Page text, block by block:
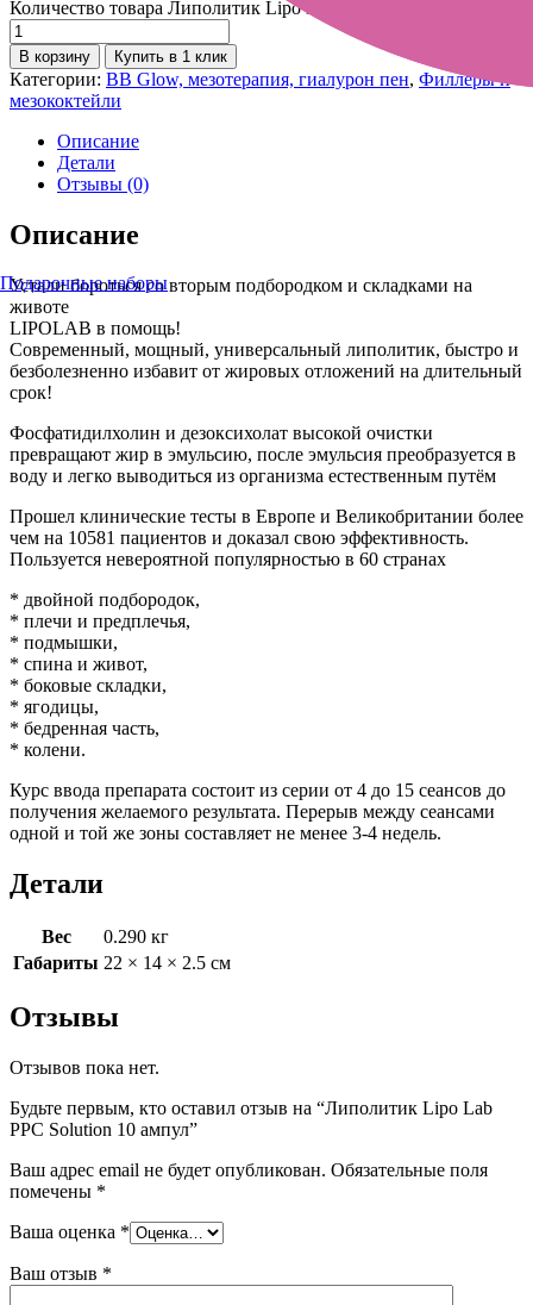
Подарочные наборы
Количество товара Липолитик Lipo Lab PPC Solution 10 ампул
В корзину Купить в 1 клик
Категории: BB Glow, мезотерапия, гиалурон пен, Филлеры и
мезококтейли
Описание
Детали
Отзывы (0)
Описание
Устали бороться со вторым подбородком и складками на
животе
LIPOLAB в помощь!
Современный, мощный, универсальный липолитик, быстро и
безболезненно избавит от жировых отложений на длительный
срок!
Фосфатидилхолин и дезоксихолат высокой очистки
превращают жир в эмульсию, после эмульсия преобразуется в
воду и легко выводиться из организма естественным путём
Прошел клинические тесты в Европе и Великобритании более
чем на 10581 пациентов и доказал свою эффективность.
Пользуется невероятной популярностью в 60 странах
* двойной подбородок,
* плечи и предплечья,
* подмышки,
* спина и живот,
* боковые складки,
* ягодицы,
* бедренная часть,
* колени.
Курс ввода препарата состоит из серии от 4 до 15 сеансов до
получения желаемого результата. Перерыв между сеансами
одной и той же зоны составляет не менее 3-4 недель.
Детали
Вес
0.290 кг
Габариты 22 × 14 × 2.5 см
Отзывы
Отзывов пока нет.
Будьте первым, кто оставил отзыв на “Липолитик Lipo Lab
PPC Solution 10 ампул”
Ваш адрес email не будет опубликован. Обязательные поля
помечены *
Ваша оценка *
Ваш отзыв *